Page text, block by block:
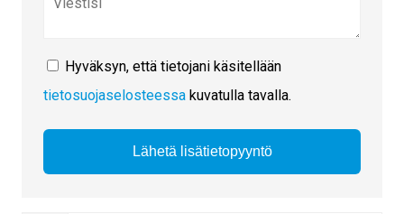
Hyväksyn, että tietojani käsitellään
tietosuojaselosteessa kuvatulla tavalla.